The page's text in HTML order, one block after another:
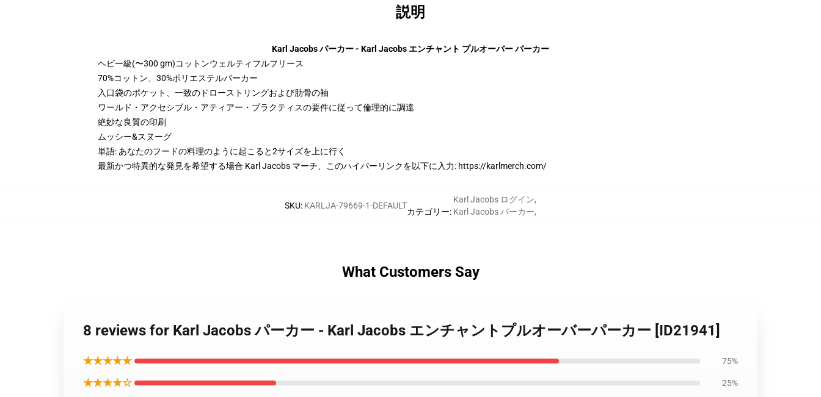
説明
Karl Jacobs パーカー - Karl Jacobs エンチャント プルオーバー パーカー
ヘビー級(〜300 gm)コットンウェルティフルフリース
70%コットン、30%ポリエステルパーカー
入口袋のポケット、一致のドローストリングおよび肋骨の袖
ワールド・アクセシブル・アティアー・プラクティスの要件に従って倫理的に調達
絶妙な良質の印刷
ムッシー&スヌーグ
単語: あなたのフードの料理のように起こると2サイズを上に行く
最新かつ特異的な発見を希望する場合 Karl Jacobs マーチ、このハイパーリンクを以下に入力: https://karlmerch.com/
SKU: KARLJA-79669-1-DEFAULT
カテゴリー:
Karl Jacobs ログイン,
Karl Jacobs パーカー,
What Customers Say
8 reviews for Karl Jacobs パーカー - Karl Jacobs エンチャントプルオーバーパーカー [ID21941]
★★★★★ 75%
★★★★☆ 25%